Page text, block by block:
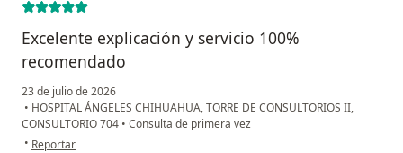
Excelente explicación y servicio 100%
recomendado
23 de julio de 2026
• HOSPITAL ÁNGELES CHIHUAHUA, TORRE DE CONSULTORIOS II,
CONSULTORIO 704 • Consulta de primera vez
• en opinión del usuario María Socorro Torres Lara
Reportar